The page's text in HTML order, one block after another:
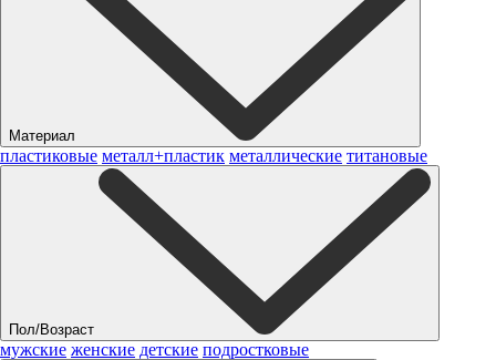
Материал
пластиковые металл+пластик металлические титановые
Пол/Возраст
мужские женские детские подростковые